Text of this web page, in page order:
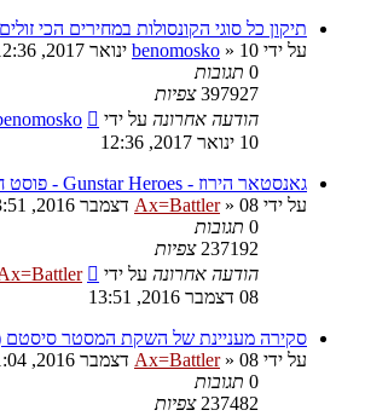
תיקון כל סוגי הקונסולות במחירים הכי
על ידי
benomosko » 10 ינואר 2017, 12:36
0 תגובות
397927 צפיות
הודעה אחרונה על ידי
10 ינואר 2017, 12:36
גאנסטאר הירוז - Gunstar Heroes - פוסט חובה לשחק
על ידי
Ax=Battler» 08 דצמבר 2016, 13:51
0 תגובות
237192 צפיות
הודעה אחרונה על ידי
08 דצמבר 2016, 13:51
סקירה מעניינת של השקת המסטר סיסטם
על ידי
Ax=Battler» 08 דצמבר 2016, 11:04
0 תגובות
237482 צפיות